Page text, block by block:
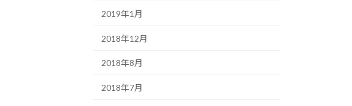
2019年1月
2018年12月
2018年8月
2018年7月